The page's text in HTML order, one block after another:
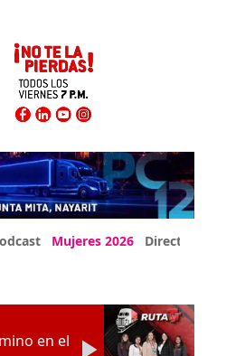
Mujeres 2026 Directorio Expo
en el